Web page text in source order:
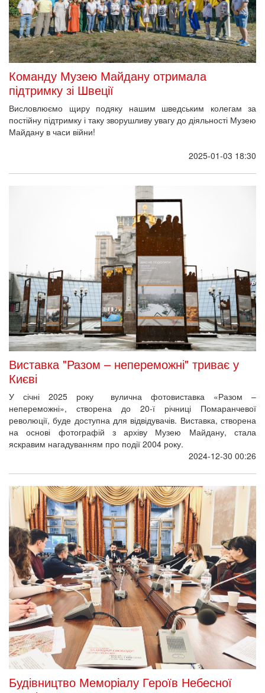
Команду Музею Майдану отримала
підтримку зі Швеції
Висловлюємо щиру подяку нашим шведським колегам за
постійну підтримку і таку зворушливу увагу до діяльності Музею
Майдану в часи війни!
2025-01-03 18:30
Виставка "Разом – непереможні" триває у
Києві
У січні 2025 року вулична фотовиставка «Разом –
непереможні», створена до 20-ї річниці Помаранчевої
революції, буде доступна для відвідувачів. Виставка, створена
на основі фотографій з архіву Музею Майдану, стала
яскравим нагадуванням про події 2004 року.
2024-12-30 00:26
Будівництво Меморіалу Героїв Небесної